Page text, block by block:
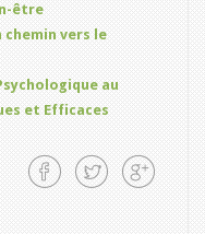
être
vers le
au
et Efficaces